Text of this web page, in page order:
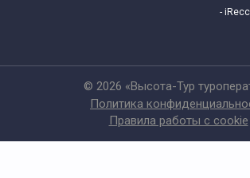
-
© 2026 «Высота-Тур
Политика
Правила работы с cookie